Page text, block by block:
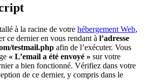
à la racine de votre hébergement Web,
ce dernier en vous rendant à l’adresse
testmail.php afin de l’exécuter. Vous
« L’email a été envoyé » sur votre
a bien fonctionné. Vérifiez dans votre
de ce dernier, y compris dans le